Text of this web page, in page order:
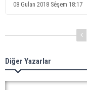
08 Gulan 2018 Sêşem 18:17
Diğer Yazarlar